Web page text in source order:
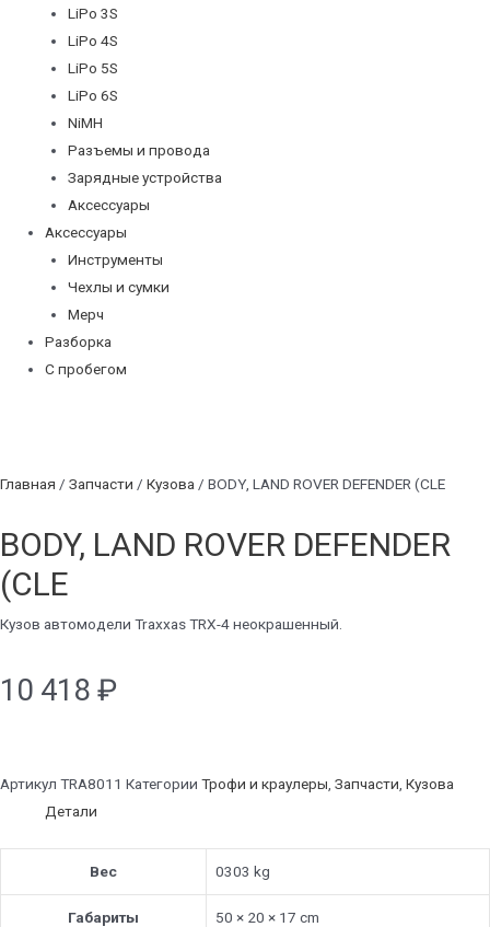
LiPo 3S
LiPo 4S
LiPo 5S
LiPo 6S
NiMH
Разъемы и провода
Зарядные устройства
Аксессуары
Аксессуары
Инструменты
Чехлы и сумки
Мерч
Разборка
С пробегом
Главная / Запчасти / Кузова / BODY, LAND ROVER DEFENDER (CLE
BODY, LAND ROVER DEFENDER
(CLE
Кузов автомодели Traxxas TRX-4 неокрашенный.
10 418 ₽
Артикул TRA8011 Категории Трофи и краулеры, Запчасти, Кузова
Детали
Вес 0303 kg
Габариты 50 × 20 × 17 cm